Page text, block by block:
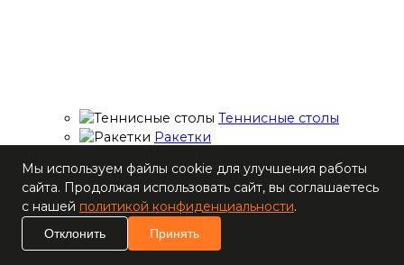
Теннисные столы
Ракетки
ракеток
Основания для
ракеток
Мячи
Наборы
Мы используем файлы cookie для улучшения работы
сайта. Продолжая использовать сайт, вы соглашаетесь
с нашей политикой конфиденциальности.
Отклонить Принять